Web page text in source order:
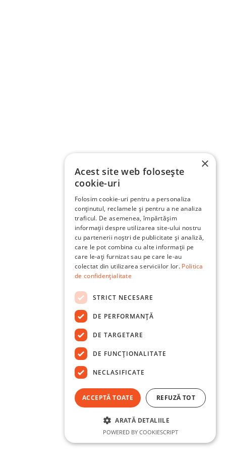
×
Acest site web folosește
cookie-uri
Folosim cookie-uri pentru a personaliza
conținutul, reclamele și pentru a ne analiza
traficul. De asemenea, împărtășim
informații despre utilizarea site-ului nostru
cu partenerii noștri de publicitate și analiză,
care le pot combina cu alte informații pe
care le-ați furnizat sau pe care le-au
colectat din utilizarea serviciilor lor. Politica
de confidențialitate
STRICT NECESARE
DE PERFORMANȚĂ
DE TARGETARE
DE FUNCŢIONALITATE
NECLASIFICATE
ACCEPTĂ TOATE REFUZĂ TOT
ARATĂ DETALIILE
POWERED BY COOKIESCRIPT